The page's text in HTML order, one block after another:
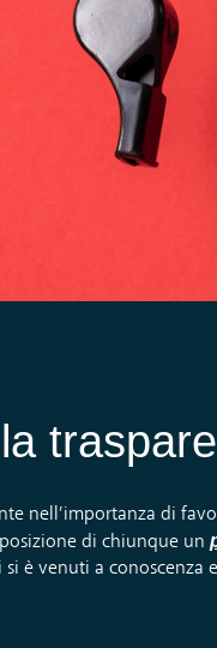
nell’importanza di
di chiunque un
è venuti a